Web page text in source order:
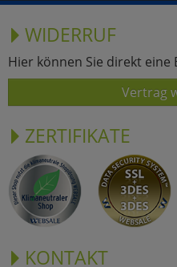
WIDERRUF
Hier können Sie direkt
Vertrag
ZERTIFIKATE
KONTAKT